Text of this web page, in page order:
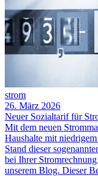
strom
26. März 2026
Neuer Sozialtarif für
Mit dem neuen
Haushalte mit
Stand dieser
bei Ihrer
unserem Blog. Dieser